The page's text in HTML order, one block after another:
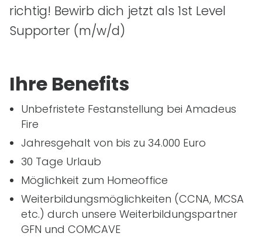
richtig! Bewirb dich jetzt als 1st Level
Supporter (m/w/d)
Ihre Benefits
Unbefristete Festanstellung bei Amadeus
Fire
Jahresgehalt von bis zu 34.000 Euro
30 Tage Urlaub
Möglichkeit zum Homeoffice
Weiterbildungsmöglichkeiten (CCNA, MCSA
etc.) durch unsere Weiterbildungspartner
GFN und COMCAVE